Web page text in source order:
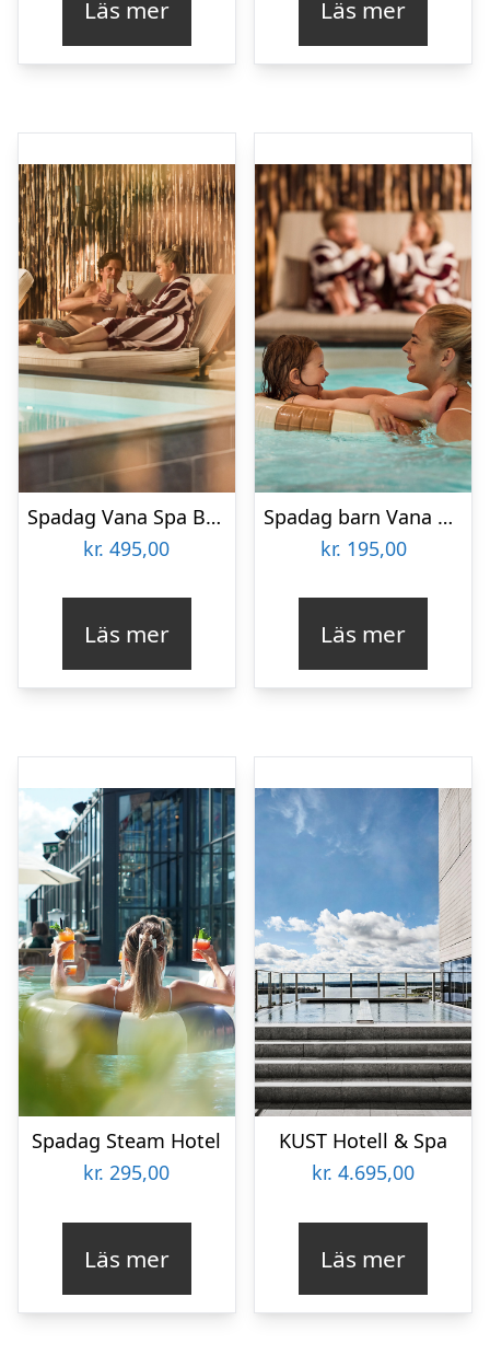
Läs mer Läs mer
Spadag Vana Spa Borlänge
kr. 495,00
Läs mer
Spadag barn Vana Spa Borlänge
kr. 195,00
Läs mer
Spadag Steam Hotel
kr. 295,00
Läs mer
KUST Hotell & Spa
kr. 4.695,00
Läs mer